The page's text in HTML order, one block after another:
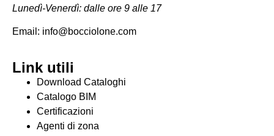
Lunedì-Venerdì: dalle ore 9 alle 17
Email: info@bocciolone.com
Link utili
Download Cataloghi
Catalogo BIM
Certificazioni
Agenti di zona